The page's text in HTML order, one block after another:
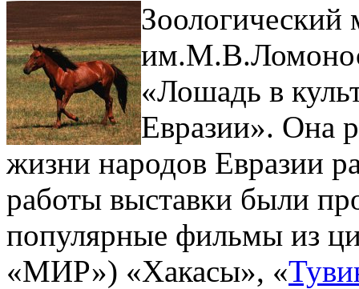
«Лошадь в
Евразии». Она
жизни народов Евразии
работы выставки были
популярные фильмы из
«МИР») «Хакасы», «